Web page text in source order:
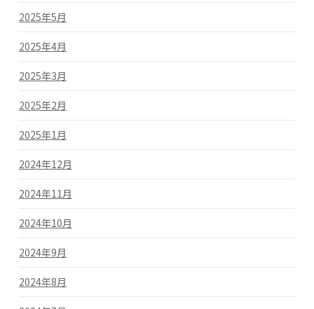
2025年5月
2025年4月
2025年3月
2025年2月
2025年1月
2024年12月
2024年11月
2024年10月
2024年9月
2024年8月